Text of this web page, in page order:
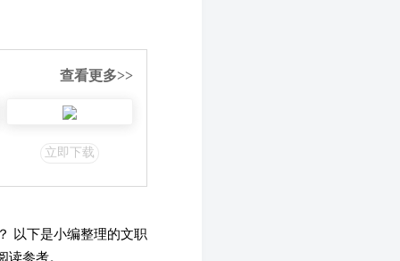
查看更多>>
立即下载
以下是小编整理的文职
参考。